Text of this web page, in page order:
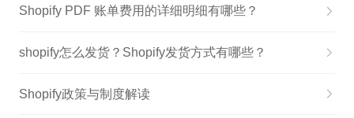
Shopify PDF 账单费用的详细明细有哪些？
shopify怎么发货？Shopify发货方式有哪些？
Shopify政策与制度解读